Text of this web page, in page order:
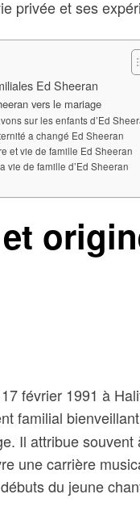
privée et ses
Ed Sheeran
vers le mariage
sur les enfants d’Ed
a changé Ed Sheeran
et vie de famille Ed Sheeran
vie de famille d’Ed Sheeran
février 1991 à
familial
Il attribue souvent
une carrière
du jeune